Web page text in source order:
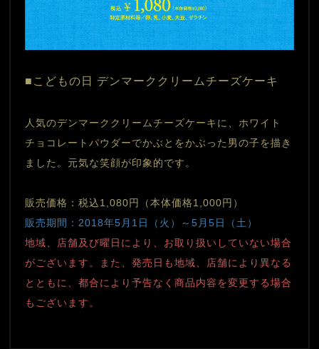
■こどもの日 デンマーククリームチーズケーキ
人気のデンマーククリームチーズケーキに、ホワイト
チョコレートパウダーでかぶとをかぶった男の子を描き
ました。元気な笑顔が印象的です。
販売価格：税込1,080円（本体価格1,000円）
販売期間：2018年5月1日（火）～5月5日（土）
地域、店舗及び曜日により、お取り扱いしていない場合
がございます。また、発売日も地域、店舗により異なる
とともに、都合により予告なく商品内容を変更する場合
もございます。